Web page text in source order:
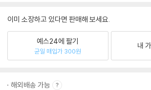
이미 소장하고 있다면 판매해 보세요.
예스24에 팔기
균일 매입가 300원
내
해외배송 가능